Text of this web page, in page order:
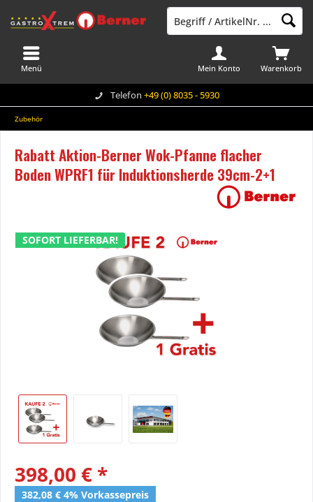
Telefon +49 (0) 8035 - 5930
Warenkorb
Mein Konto
Menü
Zubehör
Rabatt Aktion-Berner Wok-Pfanne flacher
Boden WPRF1 für Induktionsherde 39cm-2+1
SOFORT LIEFERBAR!
398,00 € *
382,08 € 4% Vorkassepreis